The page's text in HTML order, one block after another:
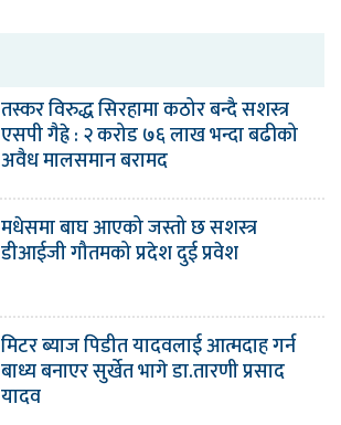
तस्कर विरुद्ध सिरहामा कठोर बन्दै सशस्त्र
एसपी गैह्रे : २ करोड ७६ लाख भन्दा बढीको
अवैध मालसमान बरामद
मधेसमा बाघ आएको जस्तो छ सशस्त्र
डीआईजी गौतमको प्रदेश दुई प्रवेश
मिटर ब्याज पिडीत यादवलाई आत्मदाह गर्न
बाध्य बनाएर सुर्खेत भागे डा.तारणी प्रसाद
यादव